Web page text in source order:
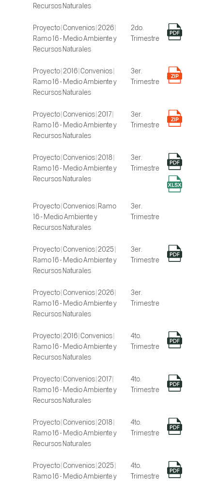
Recursos Naturales
Proyecto | Convenios | 2026 |
Ramo 16 - Medio Ambiente y
Recursos Naturales
2do.
Trimestre
Proyecto | 2016 | Convenios |
Ramo 16 - Medio Ambiente y
Recursos Naturales
3er.
Trimestre
Proyecto | Convenios | 2017 |
Ramo 16 - Medio Ambiente y
Recursos Naturales
3er.
Trimestre
Proyecto | Convenios | 2018 |
Ramo 16 - Medio Ambiente y
Recursos Naturales
3er.
Trimestre
Proyecto | Convenios | Ramo
16 - Medio Ambiente y
Recursos Naturales
3er.
Trimestre
Proyecto | Convenios | 2025 |
Ramo 16 - Medio Ambiente y
Recursos Naturales
3er.
Trimestre
Proyecto | Convenios | 2026 |
Ramo 16 - Medio Ambiente y
Recursos Naturales
3er.
Trimestre
Proyecto | 2016 | Convenios |
Ramo 16 - Medio Ambiente y
Recursos Naturales
4to.
Trimestre
Proyecto | Convenios | 2017 |
Ramo 16 - Medio Ambiente y
Recursos Naturales
4to.
Trimestre
Proyecto | Convenios | 2018 |
Ramo 16 - Medio Ambiente y
Recursos Naturales
4to.
Trimestre
Proyecto | Convenios | 2025 |
Ramo 16 - Medio Ambiente y
4to.
Trimestre